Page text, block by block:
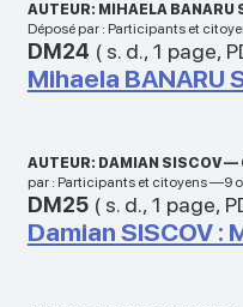
AUTEUR: MIHAELA BANARU
Déposé par : Participants et
DM24 ( s. d., 1 page,
Mihaela BANARU
AUTEUR: DAMIAN SISCOV —
par : Participants et citoyens —9
DM25( s. d., 1 page,
Damian SISCOV :